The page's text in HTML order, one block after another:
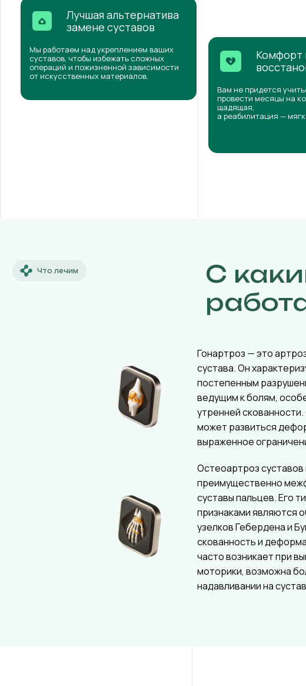
Лучшая альтернатива
замене суставов
Мы работаем над укреплением ваших
суставов, чтобы избежать сложных
операций и пожизненной зависимости
от искусственных материалов.
Комфорт
Вам не придется
провести месяцы на
щадящая,
а реабилитация —
Что лечим
С
Гонартроз — это
сустава. Он
постепенным
ведущим к болям,
утренней
может развиться
выраженное
Остеоартроз
преимущественно
суставы пальцев. Его
признаками являются
узелков Гебердена и
скованность и
часто возникает при
моторики, возможна
надавливании на